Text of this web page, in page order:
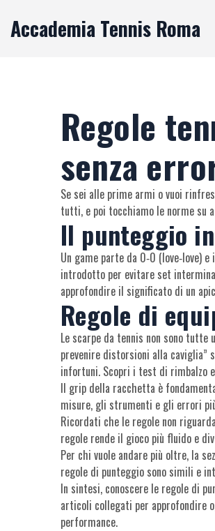
Accademia Tennis Roma
Regole
senza
Se sei alle prime armi o vuoi
tutti, e poi tocchiamo le norme su
Il punteggio
Un game parte da 0‑0 (love‑love)
introdotto per evitare set
approfondire il significato di un
Regole di
Le scarpe da tennis non sono
prevenire distorsioni alla caviglia”
infortuni. Scopri i test di rimbalzo
Il grip della racchetta è
misure, gli strumenti e gli errori
Ricordati che le regole non
regole rende il gioco più fluido e
Per chi vuole andare più oltre, la
regole di punteggio sono simili e
In sintesi, conoscere le regole di
articoli collegati per approfondire
performance.